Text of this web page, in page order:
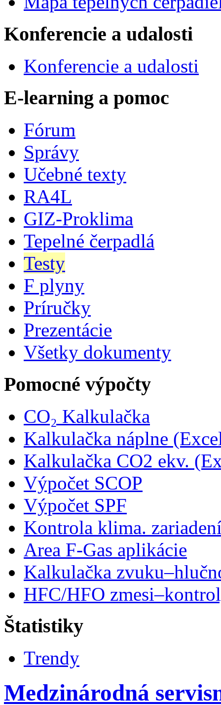
Konferencie a udalosti
Konferencie a udalosti
E-learning a pomoc
Fórum
Správy
Učebné texty
RA4L
GIZ-Proklima
Tepelné čerpadlá
Testy
F plyny
Príručky
Prezentácie
Všetky dokumenty
Pomocné výpočty
CO₂ Kalkulačka
Kalkulačka náplne
Kalkulačka CO2 ekv.
Výpočet SCOP
Výpočet SPF
Kontrola klima.
Area F-Gas aplikácie
Kalkulačka
HFC/HFO
Štatistiky
Trendy
Medzinárodná